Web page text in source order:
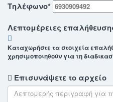
Τηλέφωνο*
Λεπτομέρειες
Καταχωρήστε τα στοιχεία
χρησιμοποιηθούν για τη
Επισυνάψετε το αρχείο